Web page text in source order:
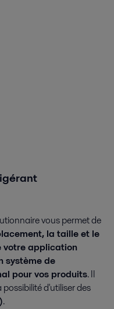
vous permet de
la taille et le
votre application
système de
pour vos produits. Il
d'utiliser des
.